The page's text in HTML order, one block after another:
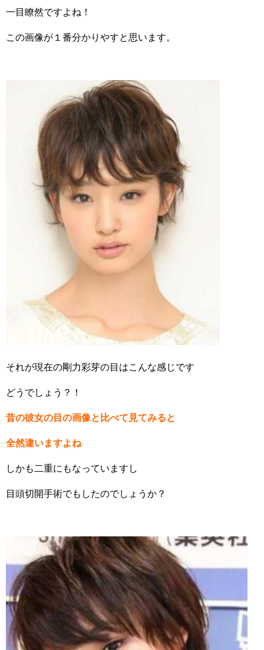
一目瞭然ですよね！
この画像が１番分かりやすと思います。
それが現在の剛力彩芽の目はこんな感じです
どうでしょう？！
昔の彼女の目の画像と比べて見てみると
全然違いますよね
しかも二重にもなっていますし
目頭切開手術でもしたのでしょうか？